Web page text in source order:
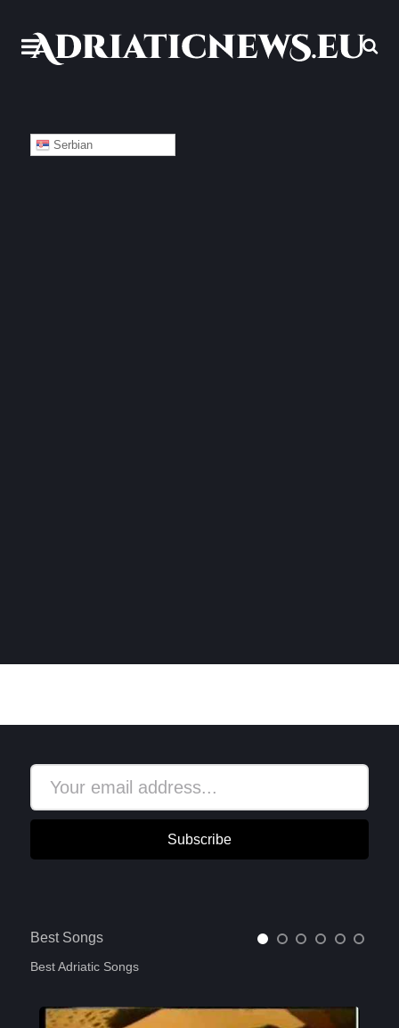
Serbian
Subscribe
Best Songs
Best Adriatic Songs